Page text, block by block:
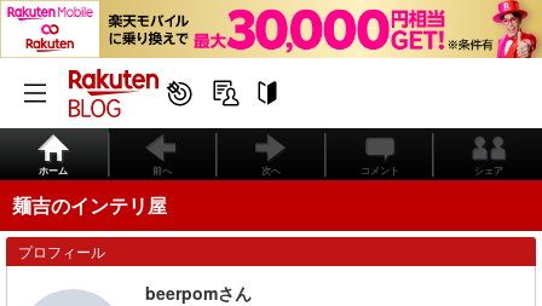
ホーム 前へ 次へ コメント シェア
麺吉のインテリ屋
プロフィール
beerpomさん